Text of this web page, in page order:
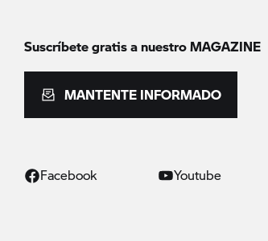
Suscríbete gratis a nuestro MAGAZINE
MANTENTE INFORMADO
Facebook Youtube